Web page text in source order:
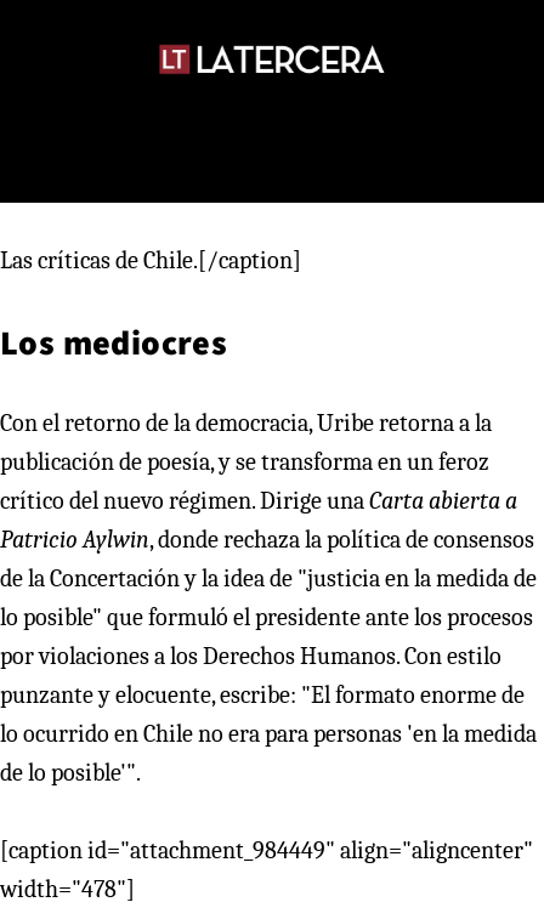
Las críticas de Chile.[/caption]
Los mediocres
Con el retorno de la democracia, Uribe retorna a la
publicación de poesía, y se transforma en un feroz
crítico del nuevo régimen. Dirige una Carta abierta a
Patricio Aylwin, donde rechaza la política de consensos
de la Concertación y la idea de "justicia en la medida de
lo posible" que formuló el presidente ante los procesos
por violaciones a los Derechos Humanos. Con estilo
punzante y elocuente, escribe: "El formato enorme de
lo ocurrido en Chile no era para personas 'en la medida
de lo posible'".
[caption id="attachment_984449" align="aligncenter"
width="478"]